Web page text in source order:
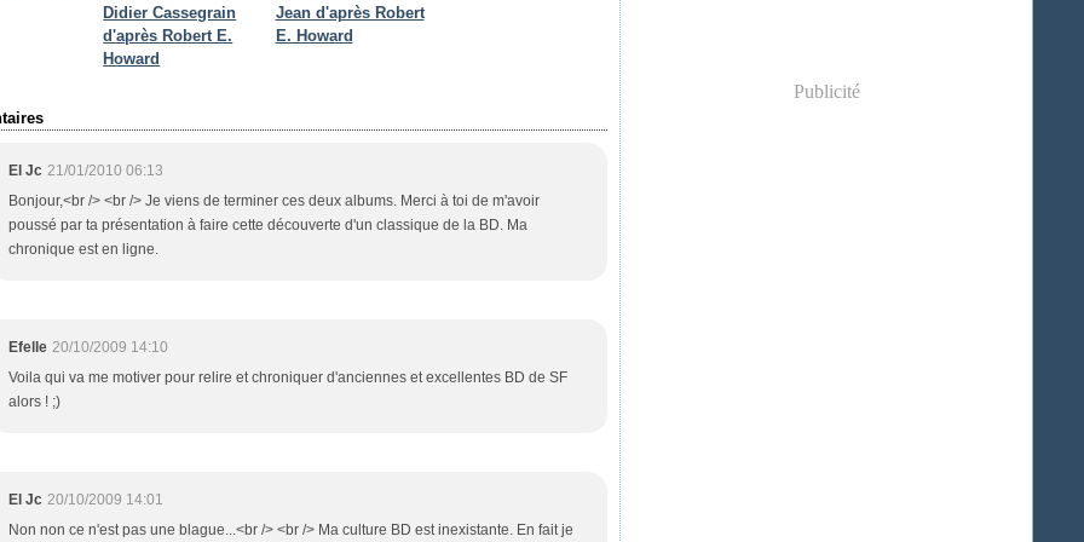
Didier Cassegrain
d'après Robert E.
Howard
Jean d'après Robert
E. Howard
El Jc 21/01/2010 06:13
Bonjour,<br /> <br /> Je viens de terminer ces deux albums. Merci à toi de m'avoir
poussé par ta présentation à faire cette découverte d'un classique de la BD. Ma
chronique est en ligne.
Efelle 20/10/2009 14:10
Voila qui va me motiver pour relire et chroniquer d'anciennes et excellentes BD de SF
alors ! ;)
El Jc 20/10/2009 14:01
Non non ce n'est pas une blague...<br /> <br /> Ma culture BD est inexistante. En fait je
Publicité